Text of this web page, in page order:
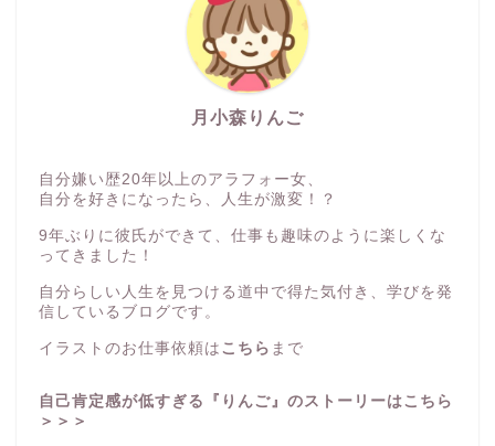
月小森りんご
自分嫌い歴20年以上のアラフォー女、
自分を好きになったら、人生が激変！？
9年ぶりに彼氏ができて、仕事も趣味のように楽しくな
ってきました！
自分らしい人生を見つける道中で得た気付き、学びを発
信しているブログです。
イラストのお仕事依頼は こちら まで
自己肯定感が低すぎる『りんご』のストーリーはこちら
＞＞＞